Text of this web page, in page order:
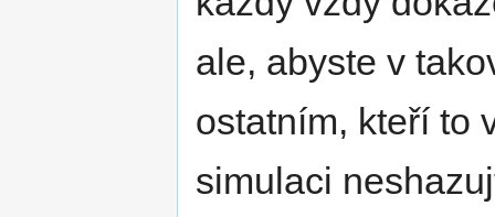
ale, abyste v
ostatním, kteří to
simulaci